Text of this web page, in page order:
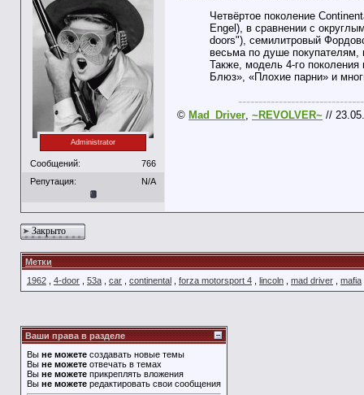
Administrator
Сообщений:
766
Репутация:
N/A
Четвёртое поколение
Engel), в сравнении с
doors"), семилитровый
весьма по душе покупателям,
Также, модель 4-го
Блюз», «Плохие парни» и
© Mad_Driver ~REVOLVER~ //
Закрыто
Метки
1962
4-door 53а car continental forza motorsport 4 lincoln mad driver mafia
Ваши права в разделе
Вы не можете создавать новые темы
Вы не можете отвечать в темах
Вы не можете прикреплять вложения
Вы не можете редактировать свои сообщения